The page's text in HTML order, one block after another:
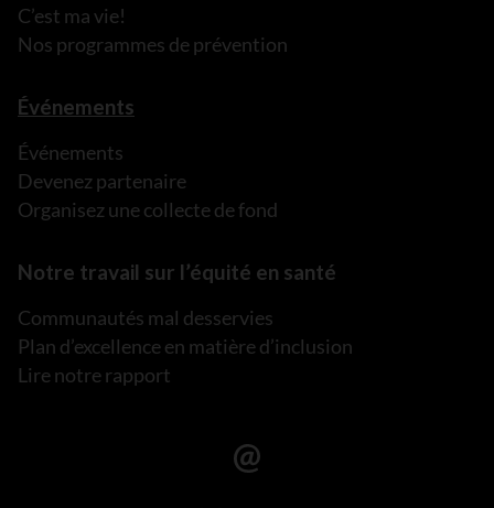
C’est ma vie!
Nos programmes de prévention
Événements
Événements
Devenez partenaire
Organisez une collecte de fond
Notre travail sur l’équité en santé
Communautés mal desservies
Plan d’excellence en matière d’inclusion
Lire notre rapport